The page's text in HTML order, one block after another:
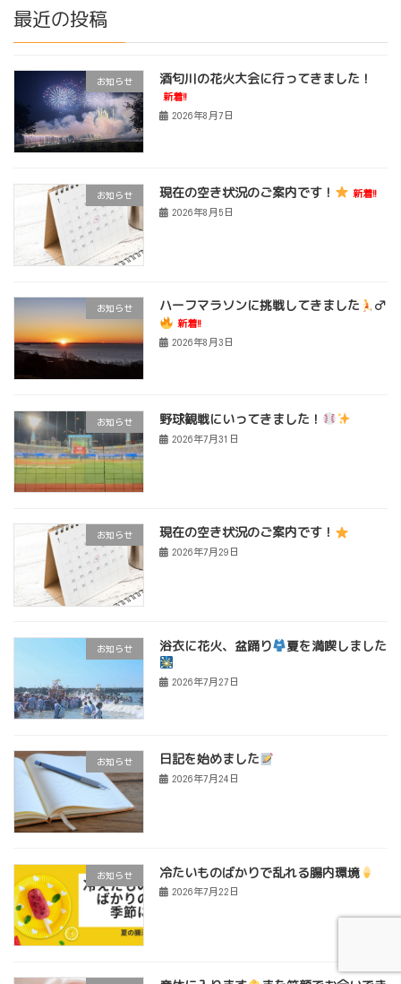
最近の投稿
お知らせ 酒匂川の花火大会に行ってきました！
新着!!
2026年8月7日
お知らせ 現在の空き状況のご案内です！ 新着!!
2026年8月5日
お知らせ ハーフマラソンに挑戦してきました ‍♂
新着!!
2026年8月3日
お知らせ 野球観戦にいってきました！
2026年7月31日
お知らせ 現在の空き状況のご案内です！
2026年7月29日
お知らせ 浴衣に花火、盆踊り 夏を満喫しました
2026年7月27日
お知らせ 日記を始めました
2026年7月24日
お知らせ 冷たいものばかりで乱れる腸内環境
2026年7月22日